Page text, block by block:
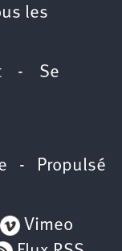
les
- Se
- Propulsé
Vimeo